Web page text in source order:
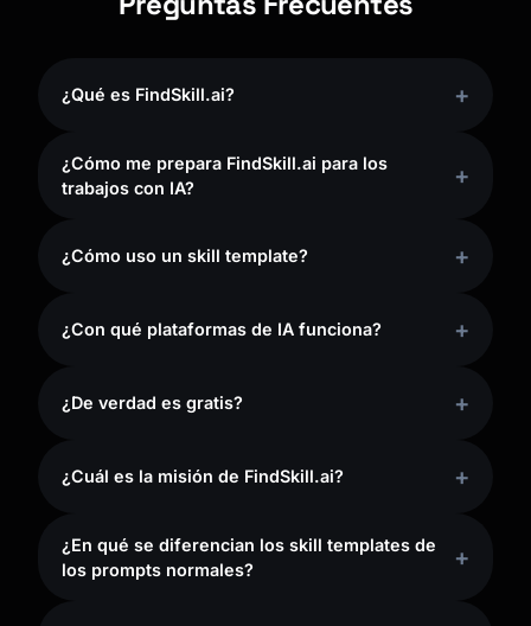
¿Qué es FindSkill.ai?
¿Cómo me prepara FindSkill.ai para los
trabajos con IA?
¿Cómo uso un skill template?
¿Con qué plataformas de IA funciona?
¿De verdad es gratis?
¿Cuál es la misión de FindSkill.ai?
¿En qué se diferencian los skill templates de
los prompts normales?